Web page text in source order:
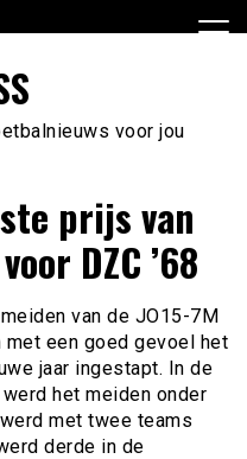
voor jou
prijs van
DZC ’68
van de JO15-7M
met een goed gevoel het
jaar ingestapt. In de
het meiden onder
met twee teams
derde in de